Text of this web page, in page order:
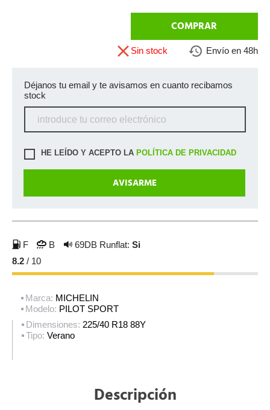
COMPRAR
Sin stock Envío en 48h
Déjanos tu email y te avisamos en cuanto recibamos
stock
HE LEÍDO Y ACEPTO LA POLÍTICA DE PRIVACIDAD
F B 69DB Runflat: Si
8.2 / 10
Marca: MICHELIN
Modelo: PILOT SPORT
Dimensiones: 225/40 R18 88Y
Tipo: Verano
Descripción